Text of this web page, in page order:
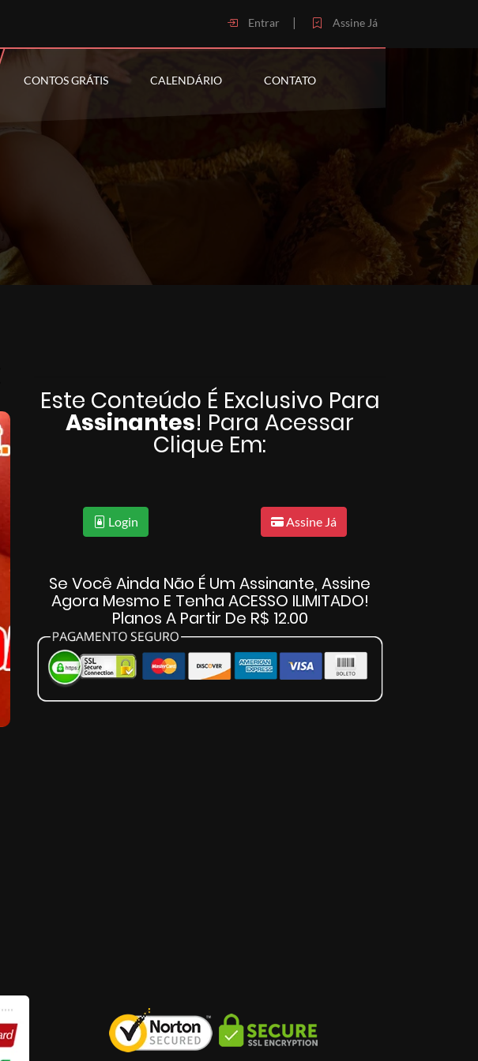
Entrar | Assine Já
CONTOS GRÁTIS CALENDÁRIO CONTATO
Este Conteúdo É Exclusivo Para
Assinantes! Para Acessar
Clique Em:
Login Assine Já
Se Você Ainda Não É Um Assinante, Assine
Agora Mesmo E Tenha ACESSO ILIMITADO!
Planos A Partir De R$ 12.00